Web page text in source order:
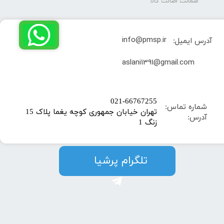
شماره تماس:
آدرس:
​021-66767255
تهران خیابان جمهوری کوچه یغما پلاک 15
زنگ 1
آدرس ایمیل:
info@pmsp.ir
​aslani1391@gmail.com
​​​​تلگرام پرشیا